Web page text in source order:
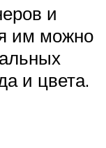
и
им можно
и цвета.